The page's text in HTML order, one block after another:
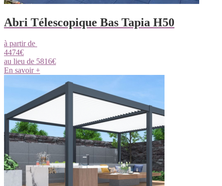
Abri Télescopique Bas Tapia H50
à partir de
4474€
au lieu de 5816€
En savoir +